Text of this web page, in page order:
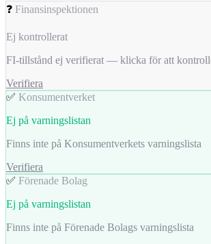
❓ Finansinspektionen
Ej kontrollerat
FI-tillstånd ej verifierat — klicka för att
Verifiera
✅ Konsumentverket
Ej på varningslistan
Finns inte på Konsumentverkets varningslista
Verifiera
✅ Förenade Bolag
Ej på varningslistan
Finns inte på Förenade Bolags varningslista